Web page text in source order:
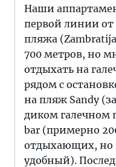
Наши
первой линии от
пляжа
700 метров, но
отдыхать на
рядом с
на пляж Sandy
диком галечном
bar (примерно
отдыхающих, но
удобный).